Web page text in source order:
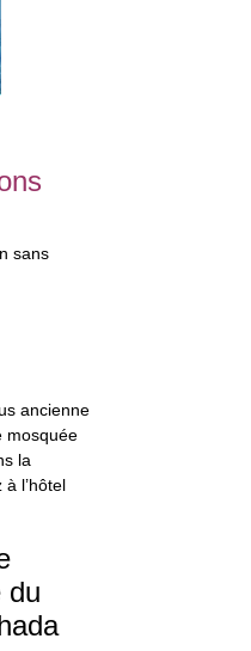
sans
ancienne
mosquée
la
l’hôtel
du